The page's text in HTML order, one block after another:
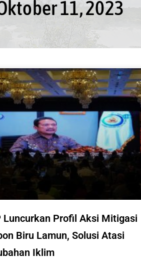
11, 2023
Luncurkan Profil Aksi Mitigasi
Biru Lamun, Solusi Atasi
Iklim